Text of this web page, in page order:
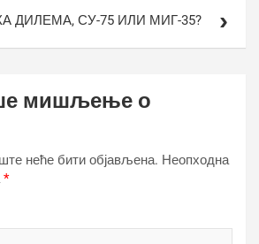
ДИЛЕМА, СУ-75 ИЛИ МИГ-35?
мишљење о
неће бити објављена. Неопходна
*